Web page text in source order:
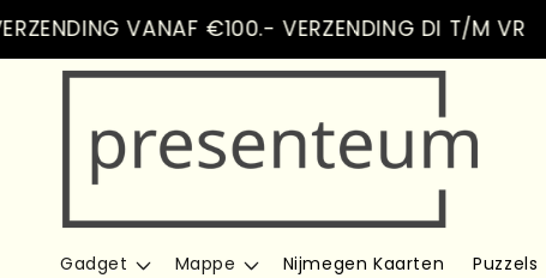
VANAF €100.- VERZENDING DI T/M VR
Gadget Mappe Nijmegen Kaarten Puzzels